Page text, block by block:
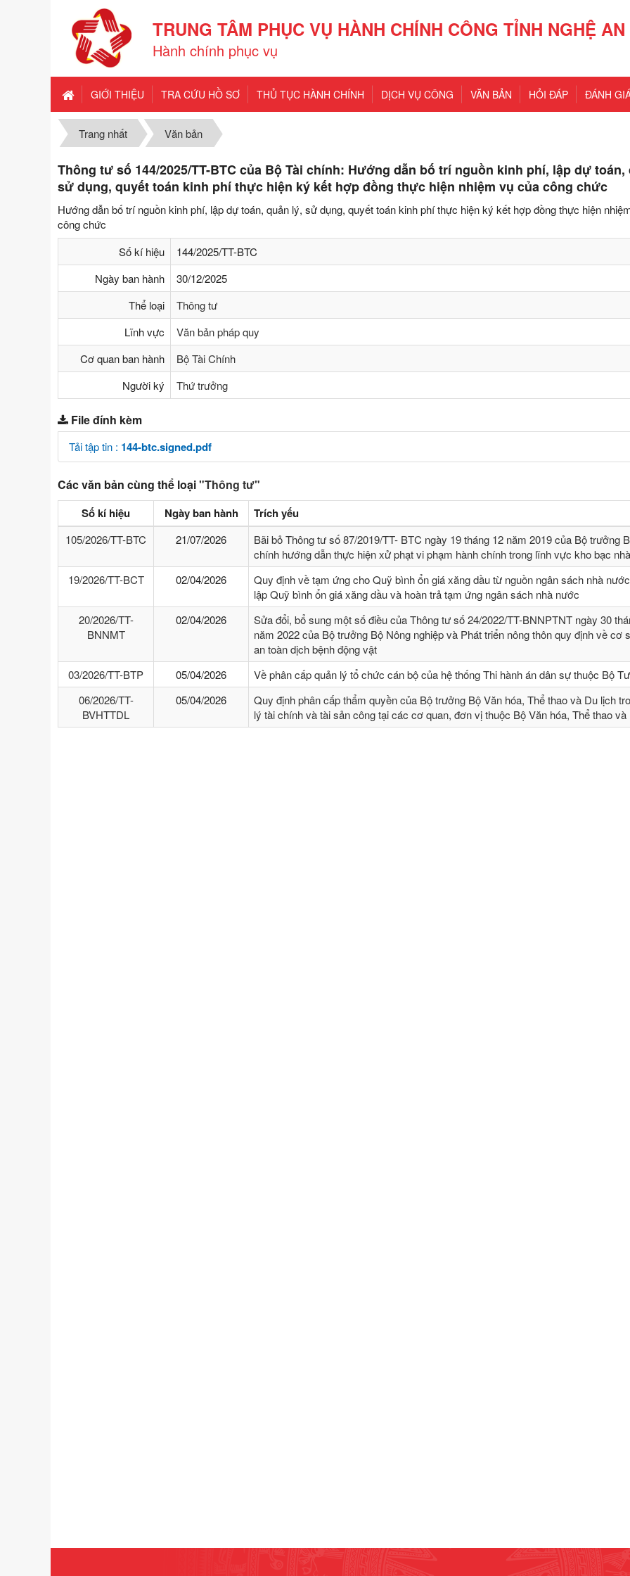
TRUNG TÂM PHỤC VỤ HÀNH CHÍNH CÔNG TỈNH NGHỆ AN
Hành chính phục vụ
GIỚI THIỆU TRA CỨU HỒ SƠ THỦ TỤC HÀNH CHÍNH DỊCH VỤ CÔNG VĂN BẢN HỎI ĐÁP ĐÁNH
Trang nhất Văn bản
Thông tư số 144/2025/TT-BTC của Bộ Tài chính: Hướng dẫn bố trí nguồn kinh phí, lập dự toán,
sử dụng, quyết toán kinh phí thực hiện ký kết hợp đồng thực hiện nhiệm vụ của công chức
Hướng dẫn bố trí nguồn kinh phí, lập dự toán, quản lý, sử dụng, quyết toán kinh phí thực hiện ký kết hợp đồng thực hiện
công chức
Số kí hiệu
144/2025/TT-BTC
Ngày ban hành
30/12/2025
Thể loại
Thông tư
Lĩnh vực
Văn bản pháp quy
Cơ quan ban hành
Bộ Tài Chính
Người ký
Thứ trưởng
File đính kèm
Tải tập tin : 144-btc.signed.pdf
Các văn bản cùng thể loại"Thông tư"
Số kí hiệu Ngày ban hành Trích yếu
105/2026/TT-BTC 21/07/2026
Bãi bỏ Thông tư số 87/2019/TT- BТC ngày 19 tháng 12 năm 2019 của Bộ trưởng
chính hướng dẫn thực hiện xử phạt vi phạm hành chính trong lĩnh vực kho bạc
19/2026/TT-BCT
02/04/2026
Quy định về tạm ứng cho Quỹ bình ổn giá xăng dầu từ nguồn ngân sách nhà
lập Quỹ bình ổn giá xăng dầu và hoàn trả tạm ứng ngân sách nhà nước
20/2026/TT-
BNNMT
02/04/2026
Sửa đổi, bổ sung một số điều của Thông tư số 24/2022/TT-BNNPTNT ngày 30
năm 2022 của Bộ trưởng Bộ Nông nghiệp và Phát triển nông thôn quy định về cơ
an toàn dịch bệnh động vật
03/2026/TT-BTP
05/04/2026
Về phân cấp quản lý tổ chức cán bộ của hệ thống Thi hành án dân sự thuộc Bộ
06/2026/TT-
BVHTTDL
05/04/2026
Quy định phân cấp thẩm quyền của Bộ trưởng Bộ Văn hóa, Thể thao và Du lịch
lý tài chính và tài sản công tại các cơ quan, đơn vị thuộc Bộ Văn hóa, Thể thao và